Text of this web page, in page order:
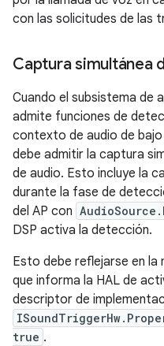
con las solicitudes de las
Captura simultánea
Cuando el subsistema de
admite funciones de
contexto de audio de
debe admitir la captura
de audio. Esto incluye la
durante la fase de
del AP con
DSP activa la detección.
Esto debe reflejarse en la
que informa la HAL de
descriptor de
true .